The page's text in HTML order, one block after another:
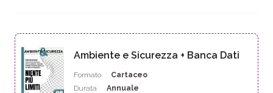
Ambiente e Sicurezza + Banca Dati
Formato
Cartaceo
Durata
Annuale